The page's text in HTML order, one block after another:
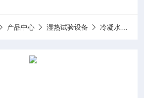
产品中心 湿热试验设备 冷凝水试验箱